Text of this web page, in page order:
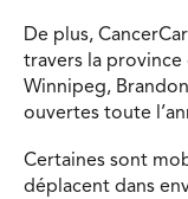
De plus,
travers la province
Winnipeg,
ouvertes toute
Certaines sont
déplacent dans